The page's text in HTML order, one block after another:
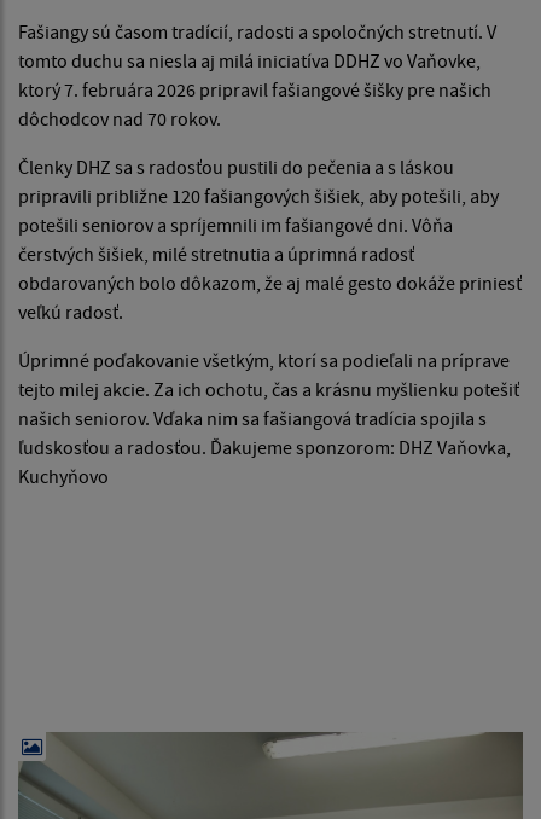
Fašiangy sú časom tradícií, radosti a spoločných stretnutí. V
tomto duchu sa niesla aj milá iniciatíva DDHZ vo Vaňovke,
ktorý 7. februára 2026 pripravil fašiangové šišky pre našich
dôchodcov nad 70 rokov.
Členky DHZ sa s radosťou pustili do pečenia a s láskou
pripravili približne 120 fašiangových šišiek, aby potešili, aby
potešili seniorov a spríjemnili im fašiangové dni. Vôňa
čerstvých šišiek, milé stretnutia a úprimná radosť
obdarovaných bolo dôkazom, že aj malé gesto dokáže priniesť
veľkú radosť.
Úprimné poďakovanie všetkým, ktorí sa podieľali na príprave
tejto milej akcie. Za ich ochotu, čas a krásnu myšlienku potešiť
našich seniorov. Vďaka nim sa fašiangová tradícia spojila s
ľudskosťou a radosťou. Ďakujeme sponzorom: DHZ Vaňovka,
Kuchyňovo